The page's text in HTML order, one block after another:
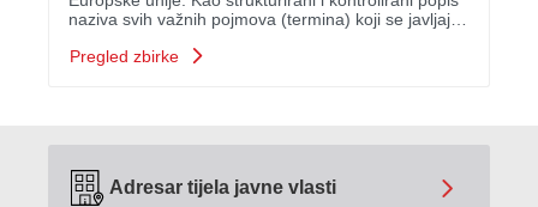
naziva svih važnih pojmova (termina) koji se javljaju
potpodručja iz djelatnosti Europske unije....
Pregled zbirke
Adresar tijela javne vlasti